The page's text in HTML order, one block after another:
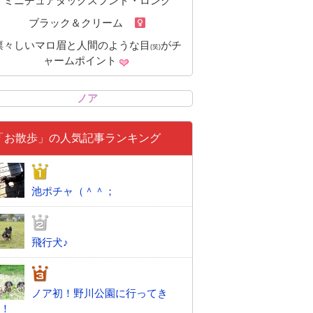
ブラック＆クリーム
々しいマロ眉と人間のような目 (笑)がチ
ャームポイント
ノア
お散歩」の人気記事ランキング
池ポチャ（＾＾；
飛行犬♪
ノア初！野川公園に行ってき